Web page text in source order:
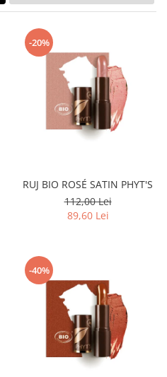
-20%
RUJ BIO ROSÉ SATIN PHYT'S
112,00 Lei
89,60 Lei
-40%